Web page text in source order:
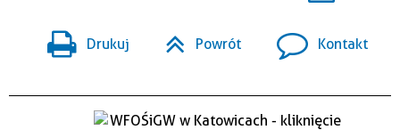
Drukuj Powrót Kontakt